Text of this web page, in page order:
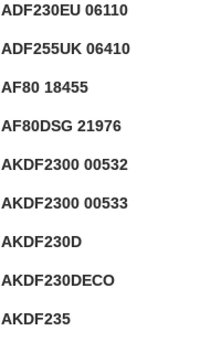
ADF230EU 06110
ADF255UK 06410
AF80 18455
AF80DSG 21976
AKDF2300 00532
AKDF2300 00533
AKDF230D
AKDF230DECO
AKDF235